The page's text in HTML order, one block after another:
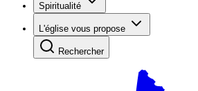
Spiritualité
L'église vous propose
Rechercher